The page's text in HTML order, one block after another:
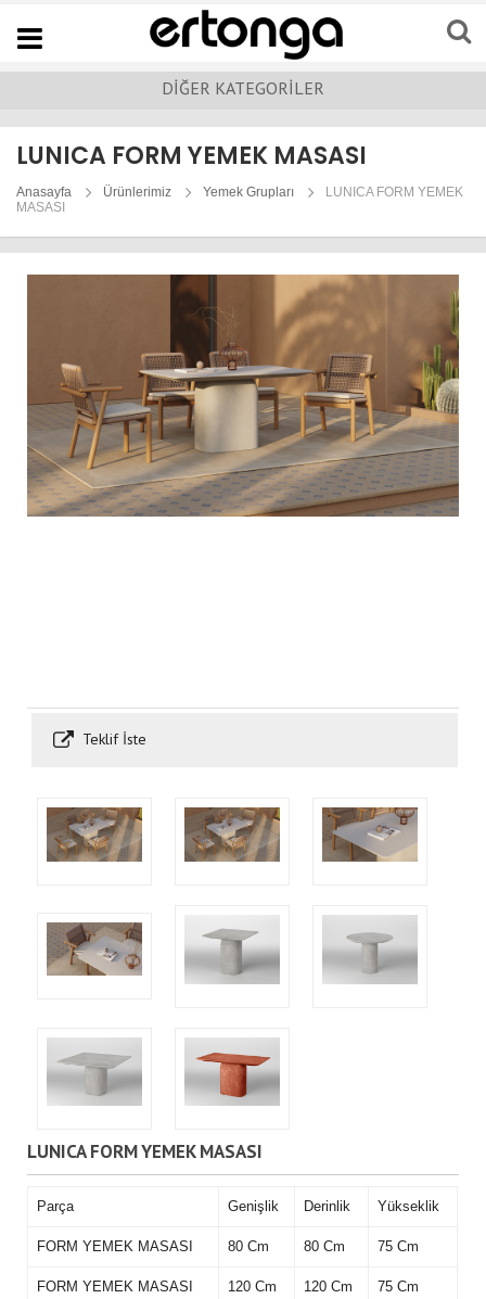
Navigation
DİĞER KATEGORİLER
LUNICA FORM YEMEK MASASI
Anasayfa Ürünlerimiz Yemek Grupları
LUNICA FORM YEMEK
MASASI
Teklif İste
LUNICA FORM YEMEK MASASI
Parça Genişlik Derinlik Yükseklik
FORM YEMEK MASASI 80 Cm 80 Cm 75 Cm
FORM YEMEK MASASI 120 Cm 120 Cm 75 Cm